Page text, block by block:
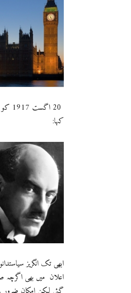
20
کہا:
ابھی تک انگریز
اعلان میں بھی اگرچہ